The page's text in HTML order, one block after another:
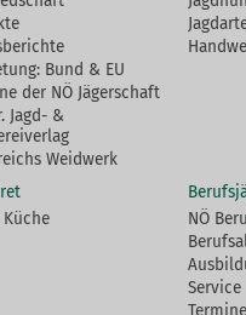
Bund & EU
der NÖ Jägerschaft
Jagd- &
Weidwerk
NÖ
Service
Termine